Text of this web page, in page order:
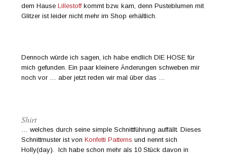
dem HauseLillestoffkommt bzw. kam, denn Pusteblumen mit
Glitzer ist leider nicht mehr im Shop erhältlich.
Dennoch würde ich sagen, ich habe endlich DIE HOSE für
mich gefunden. Ein paar kleinere Änderungen schweben mir
noch vor … aber jetzt reden wir mal über das …
Shirt
… welches durch seine simple Schnittführung auffällt. Dieses
Schnittmuster ist vonKonfetti Patterns und nennt sich
Holly(day). Ich habe schon mehr als 10 Stück davon in